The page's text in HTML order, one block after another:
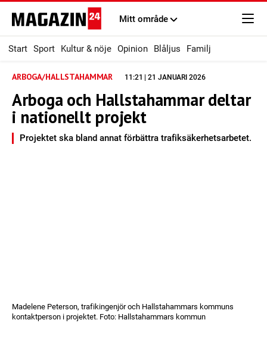
Mitt område
Start Sport Kultur & nöje Opinion Blåljus Familj
ARBOGA/HALLSTAHAMMAR 11:21 | 21 JANUARI 2026
Arboga och Hallstahammar deltar
i nationellt projekt
Projektet ska bland annat förbättra trafiksäkerhetsarbetet.
Madelene Peterson, trafikingenjör och Hallstahammars kommuns
kontaktperson i projektet. Foto: Hallstahammars kommun